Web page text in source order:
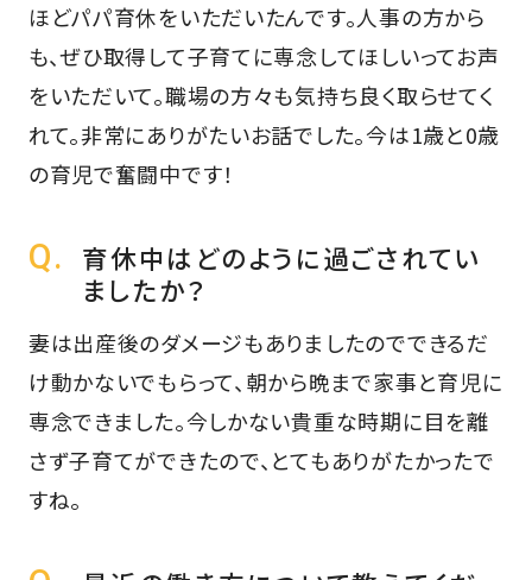
ほどパパ育休をいただいたんです。人事の方から
も、ぜひ取得して子育てに専念してほしいってお声
をいただいて。職場の方々も気持ち良く取らせてく
れて。非常にありがたいお話でした。今は1歳と0歳
の育児で奮闘中です！
育休中はどのように過ごされてい
ましたか？
妻は出産後のダメージもありましたのでできるだ
け動かないでもらって、朝から晩まで家事と育児に
専念できました。今しかない貴重な時期に目を離
さず子育てができたので、とてもありがたかったで
すね。